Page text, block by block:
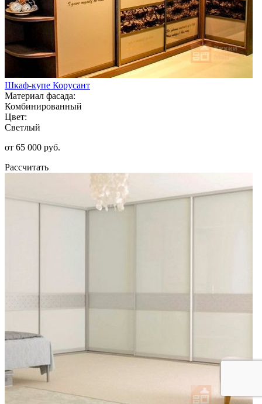
Шкаф-купе Корусант
Материал фасада:
Комбинированный
Цвет:
Светлый
от 65 000 руб.
Рассчитать